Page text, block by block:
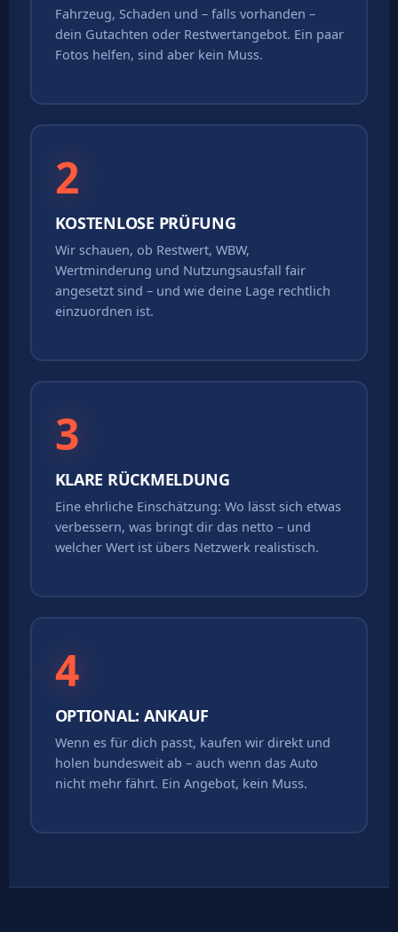
Fahrzeug, Schaden und – falls vorhanden –
dein Gutachten oder Restwertangebot. Ein paar
Fotos helfen, sind aber kein Muss.
2
KOSTENLOSE PRÜFUNG
Wir schauen, ob Restwert, WBW,
Wertminderung und Nutzungsausfall fair
angesetzt sind – und wie deine Lage rechtlich
einzuordnen ist.
3
KLARE RÜCKMELDUNG
Eine ehrliche Einschätzung: Wo lässt sich etwas
verbessern, was bringt dir das netto – und
welcher Wert ist übers Netzwerk realistisch.
4
OPTIONAL: ANKAUF
Wenn es für dich passt, kaufen wir direkt und
holen bundesweit ab – auch wenn das Auto
nicht mehr fährt. Ein Angebot, kein Muss.